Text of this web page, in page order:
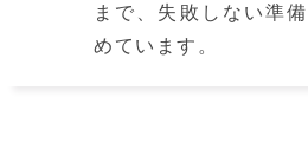
まで、失敗しない準
めています。